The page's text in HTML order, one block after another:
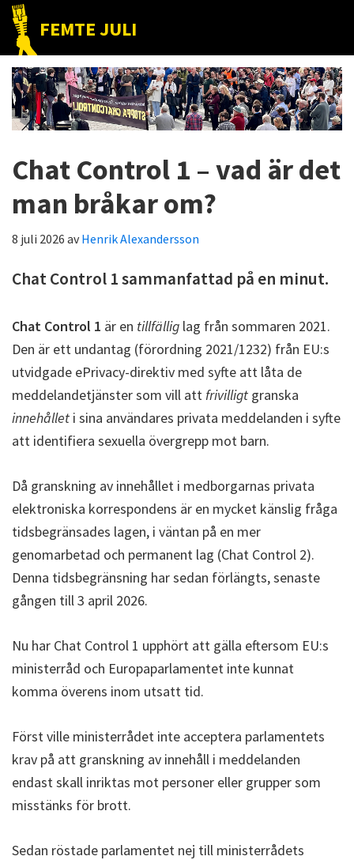
Hoppa
huvudnavigering
Hoppa
huvudinnehåll
Hoppa
det
primära
sidofältet
FEMTE JULI
Nätet
till
folket!
Chat Control 1 – vad är det
man bråkar om?
8 juli 2026 avHenrik Alexandersson
Chat Control 1 sammanfattad på en minut.
Chat Control 1 är en tillfällig lag från sommaren 2021.
Den är ett undantag (förordning 2021/1232) från EU:s
utvidgade ePrivacy-direktiv med syfte att låta de
meddelandetjänster som vill attfrivilligt granska
innehållet i sina användares privata meddelanden i syfte
att identifiera sexuella övergrepp mot barn.
Då granskning av innehållet i medborgarnas privata
elektroniska korrespondens är en mycket känslig fråga
tidsbegränsades lagen, i väntan på en mer
genomarbetad och permanent lag (Chat Control 2).
Denna tidsbegränsning har sedan förlängts, senaste
gången till 3 april 2026.
Nu har Chat Control 1 upphört att gälla eftersom EU:s
ministerråd och Europaparlamentet inte kunnat
komma överens inom utsatt tid.
Först ville ministerrådet inte acceptera parlamentets
krav på att granskning av innehåll i meddelanden
endast skall inriktas mot personer eller grupper som
misstänks för brott.
Sedan röstade parlamentet nej till ministerrådets